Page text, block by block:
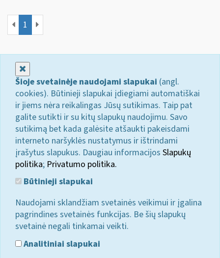
1
Šioje svetainėje naudojami slapukai (angl.
cookies). Būtinieji slapukai įdiegiami automatiškai
ir jiems nėra reikalingas Jūsų sutikimas. Taip pat
galite sutikti ir su kitų slapukų naudojimu. Savo
sutikimą bet kada galėsite atšaukti pakeisdami
interneto naršyklės nustatymus ir ištrindami
įrašytus slapukus. Daugiau informacijos Slapukų
politika; Privatumo politika.
Būtinieji slapukai
Naudojami sklandžiam svetainės veikimui ir įgalina
pagrindines svetainės funkcijas. Be šių slapukų
svetainė negali tinkamai veikti.
Analitiniai slapukai